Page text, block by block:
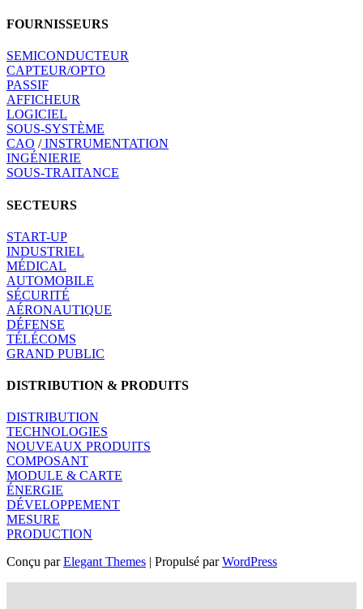
FOURNISSEURS
SEMICONDUCTEUR
CAPTEUR/OPTO
PASSIF
AFFICHEUR
LOGICIEL
SOUS-SYSTÈME
CAO /INSTRUMENTATION
INGÉNIERIE
SOUS-TRAITANCE
SECTEURS
START-UP
INDUSTRIEL
MÉDICAL
AUTOMOBILE
SÉCURITÉ
AÉRONAUTIQUE
DÉFENSE
TÉLÉCOMS
GRAND PUBLIC
DISTRIBUTION & PRODUITS
DISTRIBUTION
TECHNOLOGIES
NOUVEAUX PRODUITS
COMPOSANT
MODULE & CARTE
ÉNERGIE
DÉVELOPPEMENT
MESURE
PRODUCTION
Conçu parElegant Themes | Propulsé parWordPress